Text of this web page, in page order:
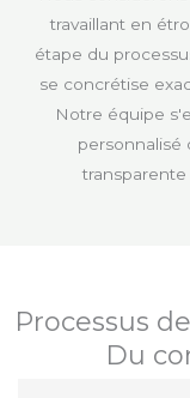
travaillant en
étape du
se concrétise
Notre équipe
personnalisé
transparente
Processus
Du